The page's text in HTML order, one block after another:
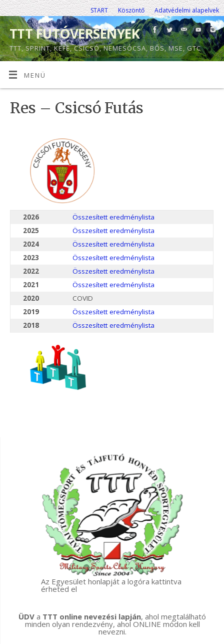
START Köszöntő Adatvédelmi alapelvek
TTT FUTÓVERSENYEK
TTT, SPRINT, KEFE, CSICSÓ, NEMESÓCSA, BŐS, MSE, GTC
MENÜ
Res – Csicsó Futás
2026
Összesített eredménylista
2025
Összesített eredménylista
2024
Összesített eredménylista
2023
Összesített eredménylista
2022
Összesített eredménylista
2021
Összesített eredménylista
2020
COVID
2019
Összesített eredménylista
2018
Összesített eredménylista
Az Egyesület honlapját a logóra kattintva
érheted el
ÜDV a TTT online nevezési lapján, ahol megtalálható
minden olyan rendezvény, ahol ONLINE módon kell
nevezni.